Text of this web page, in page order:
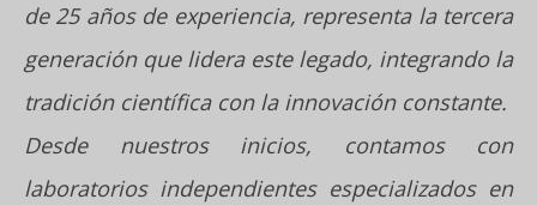
de 25 años de experiencia, representa la tercera
generación que lidera este legado, integrando la
tradición científica con la innovación constante.
Desde nuestros inicios, contamos con
laboratorios independientes especializados en